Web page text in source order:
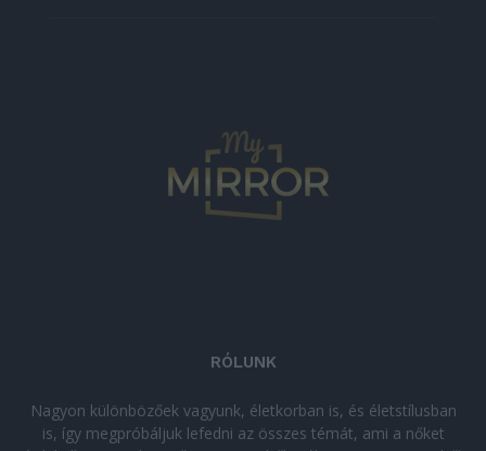
RÓLUNK
Nagyon különbözőek vagyunk, életkorban is, és életstílusban
is, így megpróbáljuk lefedni az összes témát, ami a nőket